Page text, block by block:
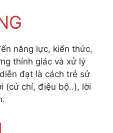
năng lực, kiến thức,
thính giác và xử lý
đạt là cách trẻ sử
(cử chỉ, điệu bộ..), lời